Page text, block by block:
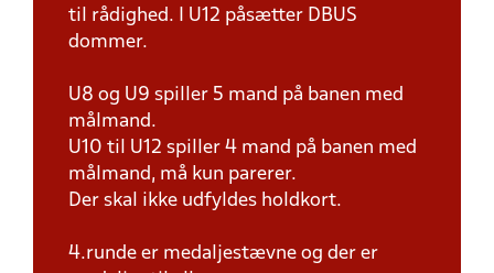
til rådighed. I U12 påsætter DBUS
dommer.
U8 og U9 spiller 5 mand på banen med
målmand.
U10 til U12 spiller 4 mand på banen med
målmand, må kun parerer.
Der skal ikke udfyldes holdkort.
4.runde er medaljestævne og der er